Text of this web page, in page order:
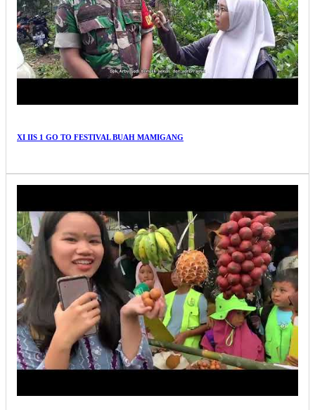
XI IIS 1 GO TO FESTIVAL BUAH MAMIGANG